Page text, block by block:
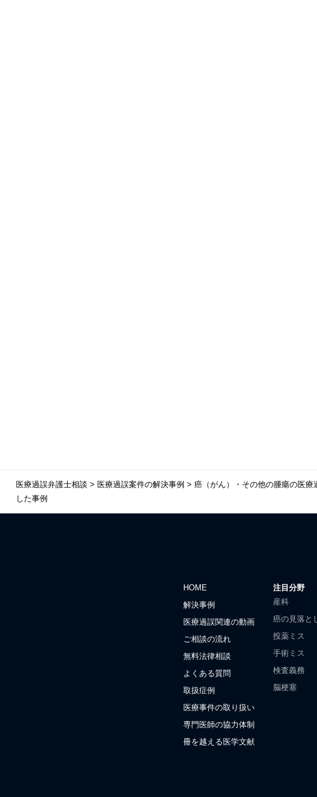
医療過誤弁護士相談 > 医療過誤案件の解決事例 > 癌（がん）・その他の腫瘍の医療
した事例
HOME
解決事例
医療過誤関連の動画
ご相談の流れ
無料法律相談
よくある質問
取扱症例
医療事件の取り扱い
専門医師の協力体制
冊を越える医学文献
注目分野
産科
癌の見落と
投薬ミス
手術ミス
検査義務
脳梗塞